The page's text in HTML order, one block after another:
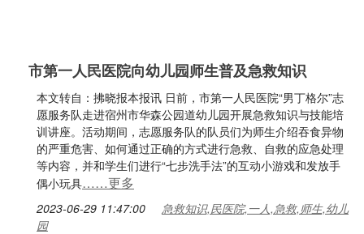
市第一人民医院向幼儿园师生普及急救知识
本文转自：拂晓报本报讯 日前，市第一人民医院“男丁格尔”志
愿服务队走进宿州市华森公园道幼儿园开展急救知识与技能培
训讲座。活动期间，志愿服务队的队员们为师生介绍吞食异物
的严重危害、如何通过正确的方式进行急救、自救的应急处理
等内容，并和学生们进行“七步洗手法”的互动小游戏和发放手
偶小玩具……更多
2023-06-29 11:47:00
急救知识,民医院,一人,急救,师生,幼儿
园